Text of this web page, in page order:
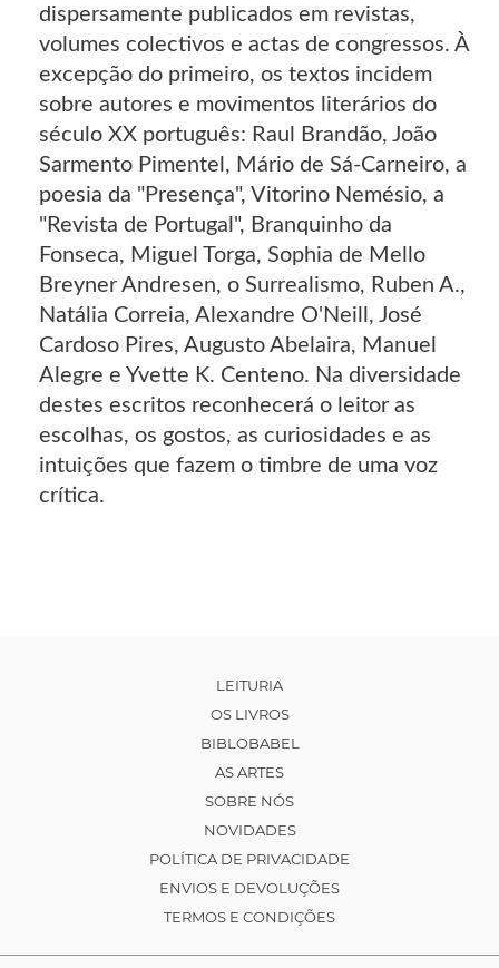
dispersamente publicados em revistas,
volumes colectivos e actas de congressos. À
excepção do primeiro, os textos incidem
sobre autores e movimentos literários do
século XX português: Raul Brandão, João
Sarmento Pimentel, Mário de Sá-Carneiro, a
poesia da "Presença", Vitorino Nemésio, a
"Revista de Portugal", Branquinho da
Fonseca, Miguel Torga, Sophia de Mello
Breyner Andresen, o Surrealismo, Ruben A.,
Natália Correia, Alexandre O'Neill, José
Cardoso Pires, Augusto Abelaira, Manuel
Alegre e Yvette K. Centeno. Na diversidade
destes escritos reconhecerá o leitor as
escolhas, os gostos, as curiosidades e as
intuições que fazem o timbre de uma voz
crítica.
LEITURIA
OS LIVROS
BIBLOBABEL
AS ARTES
SOBRE NÓS
NOVIDADES
POLÍTICA DE PRIVACIDADE
ENVIOS E DEVOLUÇÕES
TERMOS E CONDIÇÕES